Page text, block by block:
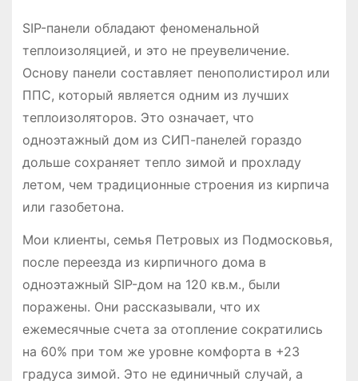
SIP-панели обладают феноменальной
теплоизоляцией, и это не преувеличение.
Основу панели составляет пенополистирол или
ППС, который является одним из лучших
теплоизоляторов. Это означает, что
одноэтажный дом из СИП-панелей гораздо
дольше сохраняет тепло зимой и прохладу
летом, чем традиционные строения из кирпича
или газобетона.
Мои клиенты, семья Петровых из Подмосковья,
после переезда из кирпичного дома в
одноэтажный SIP-дом на 120 кв.м., были
поражены. Они рассказывали, что их
ежемесячные счета за отопление сократились
на 60% при том же уровне комфорта в +23
градуса зимой. Это не единичный случай, а